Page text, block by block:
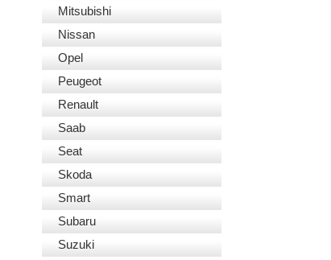
Mitsubishi
Nissan
Opel
Peugeot
Renault
Saab
Seat
Skoda
Smart
Subaru
Suzuki